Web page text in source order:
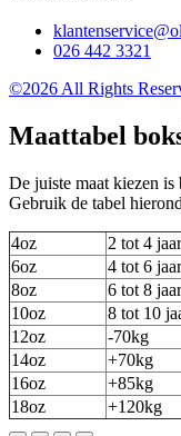
026 442 3321
©2026 All Rights
Maattabel
De juiste maat kiezen
Gebruik de tabel
4oz
2 tot 4 jaar
6oz
4 tot 6 jaar
8oz
6 tot 8 jaar
10oz
8 tot 10
12oz
-70kg
14oz
+70kg
16oz
+85kg
18oz
+120kg